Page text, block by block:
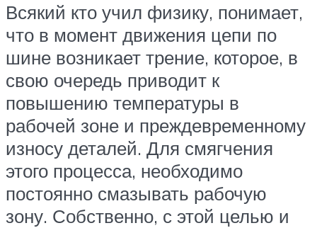
Всякий кто учил физику, понимает,
что в момент движения цепи по
шине возникает трение, которое, в
свою очередь приводит к
повышению температуры в
рабочей зоне и преждевременному
износу деталей. Для смягчения
этого процесса, необходимо
постоянно смазывать рабочую
зону. Собственно, с этой целью и